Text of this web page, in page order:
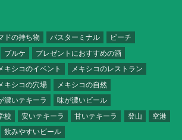
ドの持ち物 バスターミナル
ビーチ
プルケ
プレゼントにおすすめの酒
キシコのイベント
メキシコのレストラン
キシコの穴場
メキシコの自然
濃いテキーラ
味が濃いビール
校 安いテキーラ 甘いテキーラ 登山
空港
飲みやすいビール